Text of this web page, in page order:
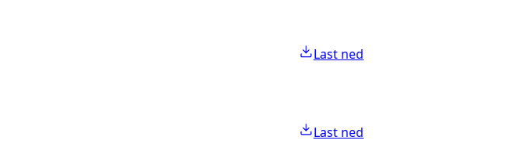
Last ned
Last ned